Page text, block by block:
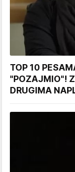
TOP 10
"POZAJMIO"!
DRUGIMA